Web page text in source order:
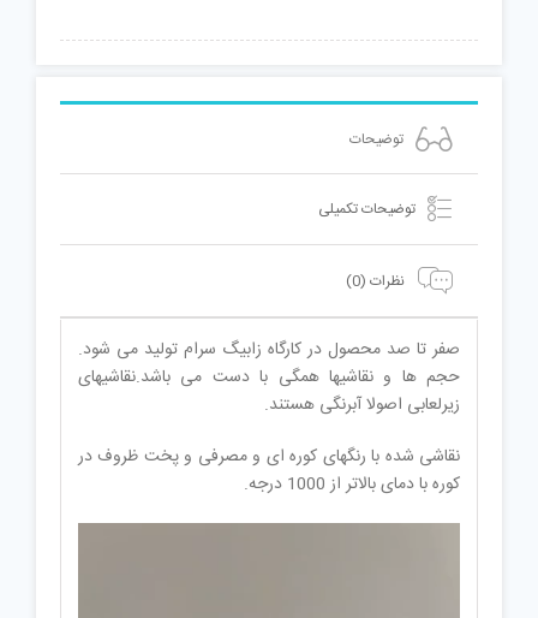
توضیحات
توضیحات تکمیلی
نظرات (0)
صفر تا صد محصول در کارگاه زابیگ سرام تولید می شود.
حجم ها و نقاشیها همگی با دست می باشد.نقاشیهای
زیرلعابی اصولا آبرنگی هستند.
نقاشی شده با رنگهای کوره ای و مصرفی و پخت ظروف در
کوره با دمای بالاتر از 1000 درجه.